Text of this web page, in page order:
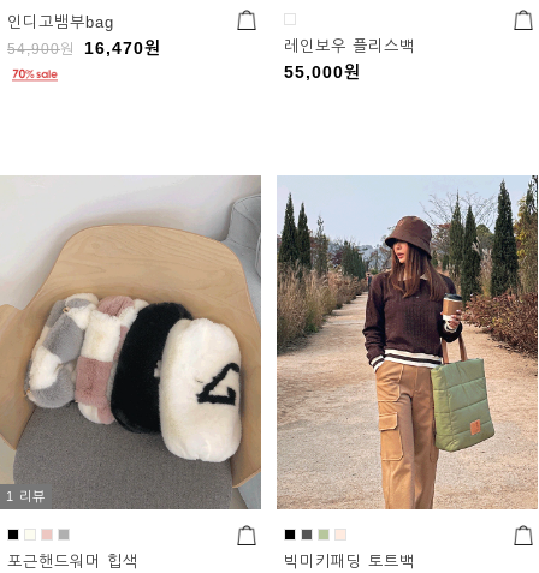
인디고뱀부bag
54,900원 16,470원 레인보우 플리스백
55,000원
1 리뷰
포근핸드워머 힙색 빅미키패딩 토트백